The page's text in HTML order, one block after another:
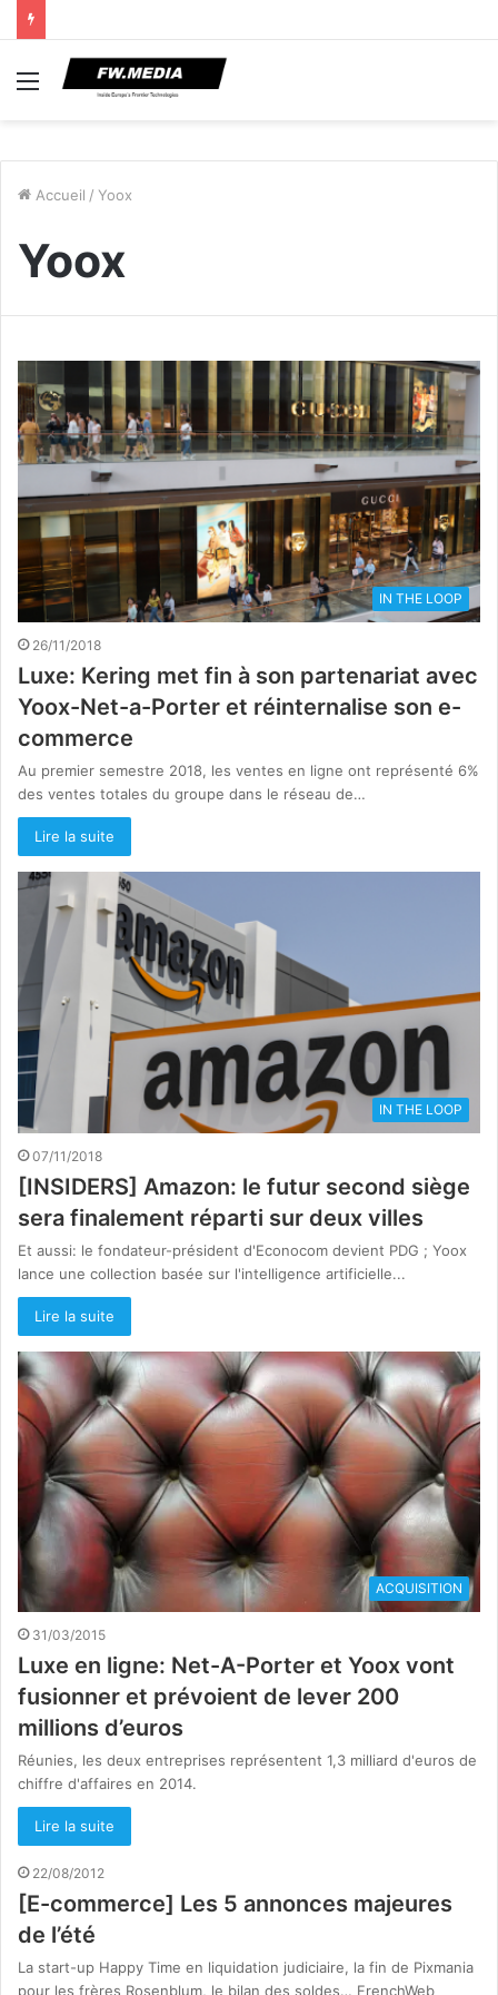
Menu
Accueil / Yoox
Yoox
IN THE LOOP
26/11/2018
Luxe: Kering met fin à son partenariat avec
Yoox-Net-a-Porter et réinternalise son e-
commerce
Au premier semestre 2018, les ventes en ligne ont représenté 6%
des ventes totales du groupe dans le réseau de…
Lire la suite
IN THE LOOP
07/11/2018
[INSIDERS] Amazon: le futur second siège
sera finalement réparti sur deux villes
Et aussi: le fondateur-président d'Econocom devient PDG ; Yoox
lance une collection basée sur l'intelligence artificielle...
Lire la suite
ACQUISITION
31/03/2015
Luxe en ligne: Net-A-Porter et Yoox vont
fusionner et prévoient de lever 200
millions d’euros
Réunies, les deux entreprises représentent 1,3 milliard d'euros de
chiffre d'affaires en 2014.
Lire la suite
22/08/2012
[E-commerce] Les 5 annonces majeures
de l’été
La start-up Happy Time en liquidation judiciaire, la fin de Pixmania
pour les frères Rosenblum, le bilan des soldes… FrenchWeb